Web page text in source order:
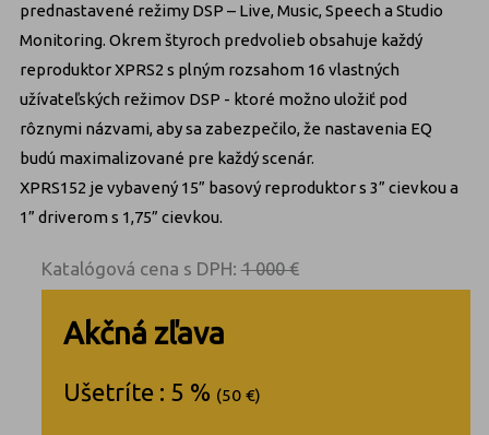
prednastavené režimy DSP – Live, Music, Speech a Studio
Monitoring. Okrem štyroch predvolieb obsahuje každý
reproduktor XPRS2 s plným rozsahom 16 vlastných
užívateľských režimov DSP - ktoré možno uložiť pod
rôznymi názvami, aby sa zabezpečilo, že nastavenia EQ
budú maximalizované pre každý scenár.
XPRS152 je vybavený 15” basový reproduktor s 3” cievkou a
1” driverom s 1,75” cievkou.
Katalógová cena s DPH:1 000 €
Akčná zľava
Ušetríte : 5 % (50 €)